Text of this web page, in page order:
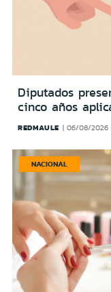
Diputados
cinco años
REDMAULE 06/08/2026 -
NACIONAL